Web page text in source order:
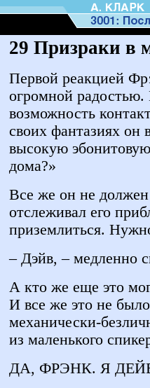
29 Призраки в
Первой реакцией
огромной радостью.
возможность
своих фантазиях он
высокую
дома?»
Все же он не должен
отслеживал его
приземлиться.
– Дэйв, – медленно
А кто же еще это
И все же это не
механически-
из маленького
ДА, ФРЭНК. Я